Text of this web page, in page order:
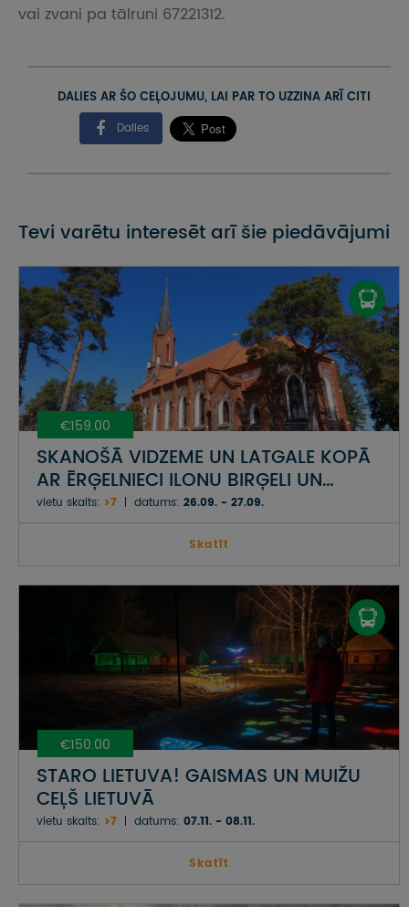
vai zvani pa tālruni 67221312.
DALIES AR ŠO CEĻOJUMU, LAI PAR TO UZZINA ARĪ CITI
Dalies
Tevi varētu interesēt arī šie piedāvājumi
€159.00
SKANOŠĀ VIDZEME UN LATGALE KOPĀ
AR ĒRĢELNIECI ILONU BIRĢELI UN
DZIEDĀTĀJU ILZI GRĒVELI-SKARAINI
vietu skaits: >7 datums: 26.09. - 27.09.
Skatīt
€150.00
STARO LIETUVA! GAISMAS UN MUIŽU
CEĻŠ LIETUVĀ
vietu skaits: >7 datums: 07.11. - 08.11.
Skatīt